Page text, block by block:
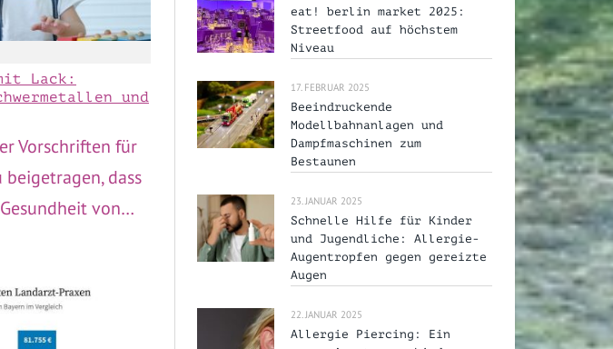
Lack:
und
Vorschriften für
dass
von…
eat! berlin market 2025:
Streetfood auf höchstem
Niveau
17. FEBRUAR 2025
Beeindruckende
Modellbahnanlagen und
Dampfmaschinen zum
Bestaunen
23. JANUAR 2025
Schnelle Hilfe für Kinder
und Jugendliche: Allergie-
Augentropfen gegen gereizte
Augen
22. JANUAR 2025
Allergie Piercing: Ein